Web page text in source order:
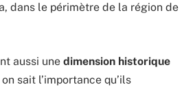
dans le périmètre de la région de
aussi une dimension historique
sait l’importance qu’ils